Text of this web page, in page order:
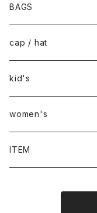
BAGS
cap / hat
kid's
women's
ITEM